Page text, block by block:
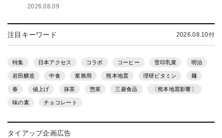
2026.08.09
注目キーワード 2026.08.10付
特集 日本アクセス コラボ コーヒー 雪印乳業 明治
岩田醸造 中食 業務用 熊本地震 理研ビタミン 麺
春 値上げ 抹茶 惣菜 三菱食品 〔熊本地震影響〕
味の素 チョコレート
タイアップ企画広告